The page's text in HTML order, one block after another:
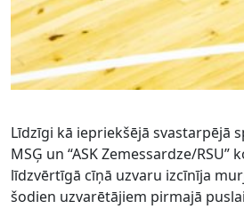
Līdzīgi kā iepriekšējā svastarpējā
MSĢ un “ASK Zemessardze/RSU”
līdzvērtīgā cīņā uzvaru izcīnīja
šodien uzvarētājiem pirmajā